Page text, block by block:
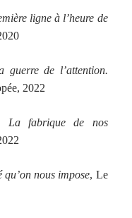
ligne à l’heure de
guerre de l’attention.
2022
La fabrique de nos
qu’on nous impose, Le